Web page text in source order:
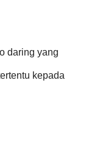
daring yang
kepada